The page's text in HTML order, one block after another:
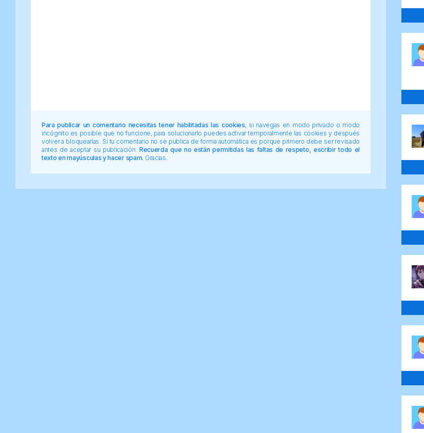
Para publicar un comentario necesitas tener habilitadas las cookies , si navegas en modo privado o modo
incógnito es posible que no funcione, para solucionarlo puedes activar temporalmente las cookies y después
volver a bloquearlas. Si tu comentario no se publica de forma automática es porque primero debe ser revisado
antes de aceptar su publicación. Recuerda que no están permitidas las faltas de respeto, escribir todo el
texto en mayúsculas y hacer spam. Gracias.